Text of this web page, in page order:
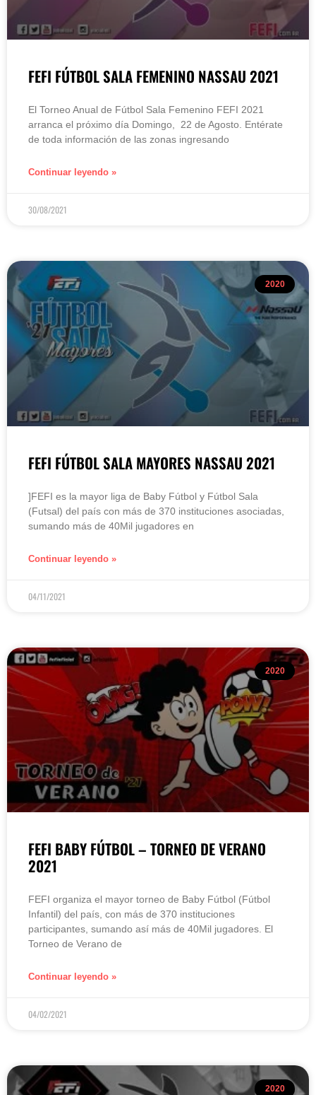
FEFI FÚTBOL SALA FEMENINO NASSAU 2021
El Torneo Anual de Fútbol Sala Femenino FEFI 2021
arranca el próximo día Domingo, 22 de Agosto. Entérate
de toda información de las zonas ingresando
Continuar leyendo »
30/08/2021
2020
FEFI FÚTBOL SALA MAYORES NASSAU 2021
]FEFI es la mayor liga de Baby Fútbol y Fútbol Sala
(Futsal) del país con más de 370 instituciones asociadas,
sumando más de 40Mil jugadores en
Continuar leyendo »
04/11/2021
2020
FEFI BABY FÚTBOL – TORNEO DE VERANO
2021
FEFI organiza el mayor torneo de Baby Fútbol (Fútbol
Infantil) del país, con más de 370 instituciones
participantes, sumando así más de 40Mil jugadores. El
Torneo de Verano de
Continuar leyendo »
04/02/2021
2020